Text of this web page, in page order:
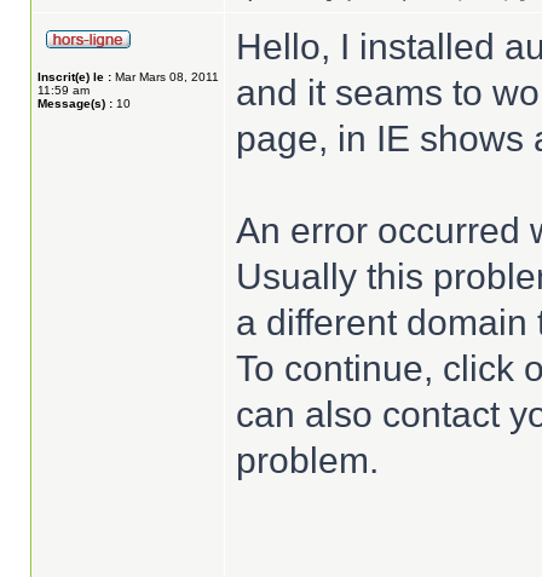
Inscrit(e) le : Mar Mars 08, 2011
11:59 am
Message(s) : 10
Hello, I installed
and it seams to
page, in IE shows
An error occurred
Usually this
a different domain
To continue, click
can also contact
problem.